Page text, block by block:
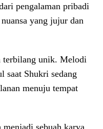
pengalaman pribadi
yang jujur dan
terbilang unik. Melodi
saat Shukri sedang
menuju tempat
sebuah karya